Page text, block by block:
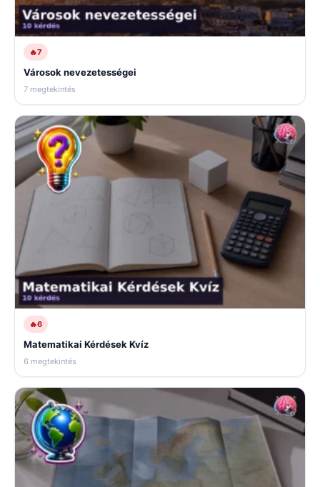
🔥7
Városok nevezetességei
7 megtekintés
🔥6
Matematikai Kérdések Kvíz
6 megtekintés